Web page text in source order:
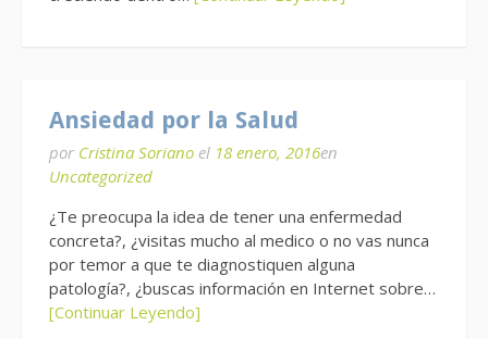
Ansiedad por la Salud
por Cristina Soriano el 18 enero, 2016en
Uncategorized
¿Te preocupa la idea de tener una enfermedad
concreta?, ¿visitas mucho al medico o no vas nunca
por temor a que te diagnostiquen alguna
patología?, ¿buscas información en Internet sobre…
[Continuar Leyendo]